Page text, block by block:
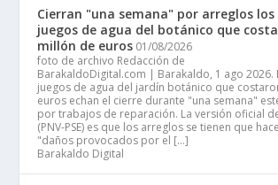
Cierran "una semana" por arreglos los
juegos de agua del botánico que
millón de euros 01/08/2026
foto de archivo Redacción de
BarakaldoDigital.com | Barakaldo, 1 ago 2026.
juegos de agua del jardín botánico que
euros echan el cierre durante "una semana"
por trabajos de reparación. La versión oficial
(PNV-PSE) es que los arreglos se tienen que
"daños provocados por el […]
Barakaldo Digital